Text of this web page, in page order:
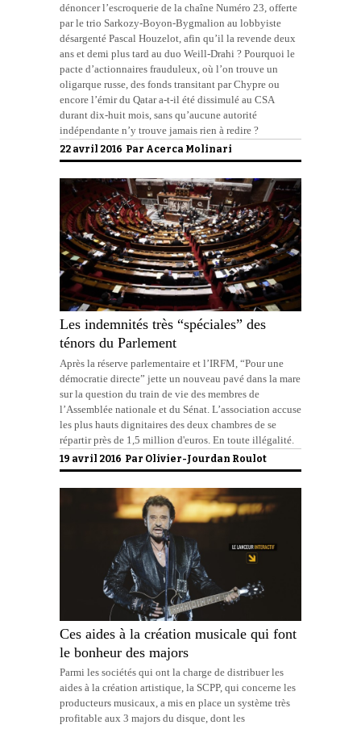
dénoncer l’escroquerie de la chaîne Numéro 23, offerte
par le trio Sarkozy-Boyon-Bygmalion au lobbyiste
désargenté Pascal Houzelot, afin qu’il la revende deux
ans et demi plus tard au duo Weill-Drahi ? Pourquoi le
pacte d’actionnaires frauduleux, où l’on trouve un
oligarque russe, des fonds transitant par Chypre ou
encore l’émir du Qatar a-t-il été dissimulé au CSA
durant dix-huit mois, sans qu’aucune autorité
indépendante n’y trouve jamais rien à redire ?
22 avril 2016 Par Acerca Molinari
Les indemnités très “spéciales” des
ténors du Parlement
Après la réserve parlementaire et l’IRFM, “Pour une
démocratie directe” jette un nouveau pavé dans la mare
sur la question du train de vie des membres de
l’Assemblée nationale et du Sénat. L’association accuse
les plus hauts dignitaires des deux chambres de se
répartir près de 1,5 million d'euros. En toute illégalité.
19 avril 2016 Par Olivier-Jourdan Roulot
Ces aides à la création musicale qui font
le bonheur des majors
Parmi les sociétés qui ont la charge de distribuer les
aides à la création artistique, la SCPP, qui concerne les
producteurs musicaux, a mis en place un système très
profitable aux 3 majors du disque, dont les